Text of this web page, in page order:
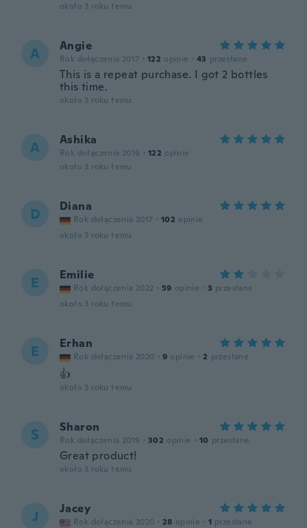
około 3 roku temu
A Angie
Rok dołączenia 2017 · 122 opinie · 43 przesłane
This is a repeat purchase. I got 2 bottles
this time.
około 3 roku temu
A Ashika
Rok dołączenia 2016 · 122 opinie
około 3 roku temu
D Diana
Rok dołączenia 2017 · 102 opinie
około 3 roku temu
E Emilie
Rok dołączenia 2022 · 59 opinie · 3 przesłane
około 3 roku temu
E Erhan
Rok dołączenia 2020 · 9 opinie · 2 przesłane
👍
około 3 roku temu
S Sharon
Rok dołączenia 2019 · 302 opinie · 10 przesłane
Great product!
około 3 roku temu
J Jacey
Rok dołączenia 2020 · 28 opinie · 1 przesłane